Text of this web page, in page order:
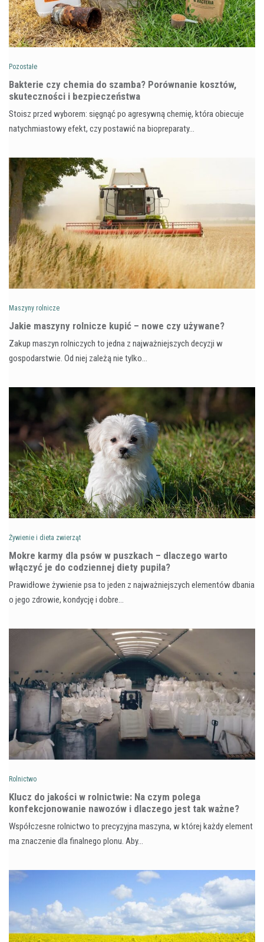
Pozostałe
Bakterie czy chemia do szamba? Porównanie kosztów,
skuteczności i bezpieczeństwa
Stoisz przed wyborem: sięgnąć po agresywną chemię, która obiecuje
natychmiastowy efekt, czy postawić na biopreparaty…
Maszyny rolnicze
Jakie maszyny rolnicze kupić – nowe czy używane?
Zakup maszyn rolniczych to jedna z najważniejszych decyzji w
gospodarstwie. Od niej zależą nie tylko…
Żywienie i dieta zwierząt
Mokre karmy dla psów w puszkach – dlaczego warto
włączyć je do codziennej diety pupila?
Prawidłowe żywienie psa to jeden z najważniejszych elementów dbania
o jego zdrowie, kondycję i dobre…
Rolnictwo
Klucz do jakości w rolnictwie: Na czym polega
konfekcjonowanie nawozów i dlaczego jest tak ważne?
Współczesne rolnictwo to precyzyjna maszyna, w której każdy element
ma znaczenie dla finalnego plonu. Aby…